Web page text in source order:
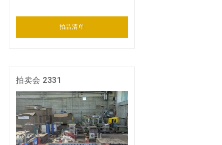
拍品清单
拍卖会 2331